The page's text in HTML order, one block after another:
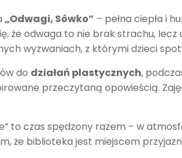
„Odwagi, Sówko” – pełna ciepła i
że odwaga to nie brak strachu,
wyzwaniach, z którymi dzieci
do działań plastycznych,
przeczytaną opowieścią.
to czas spędzony razem – w
że biblioteka jest miejscem